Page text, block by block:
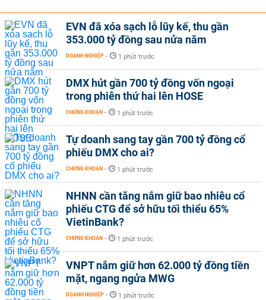
EVN đã xóa sạch lỗ lũy kế, thu gần
353.000 tỷ đồng sau nửa năm
DOANH NGHIỆP - 1 phút trước
DMX hút gần 700 tỷ đồng vốn ngoại
trong phiên thứ hai lên HOSE
CHỨNG KHOÁN - 1 phút trước
Tự doanh sang tay gần 700 tỷ đồng cổ
phiếu DMX cho ai?
CHỨNG KHOÁN - 1 phút trước
NHNN cần tăng nắm giữ bao nhiêu cổ
phiếu CTG để sở hữu tối thiểu 65%
VietinBank?
CHỨNG KHOÁN - 1 phút trước
VNPT nắm giữ hơn 62.000 tỷ đồng tiền
mặt, ngang ngửa MWG
DOANH NGHIỆP - 1 phút trước